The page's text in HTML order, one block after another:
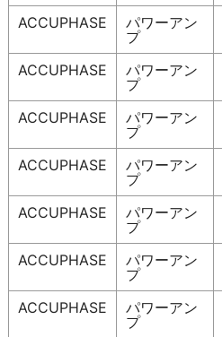
ACCUPHASE
パワーアン
プ
ACCUPHASE
パワーアン
プ
ACCUPHASE
パワーアン
プ
ACCUPHASE
パワーアン
プ
ACCUPHASE
パワーアン
プ
ACCUPHASE
パワーアン
プ
ACCUPHASE
パワーアン
プ